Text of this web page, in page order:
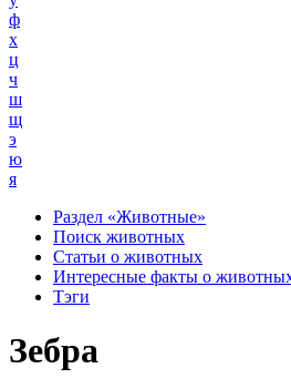
ф
х
ц
ч
ш
щ
э
ю
я
Раздел «Животные»
Поиск животных
Статьи о животных
Интересные факты о
Тэги
Зебра